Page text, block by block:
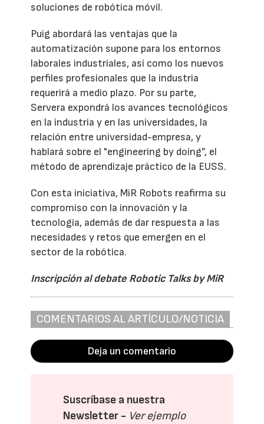
soluciones de robótica móvil.
Puig abordará las ventajas que la
automatización supone para los entornos
laborales industriales, así como los nuevos
perfiles profesionales que la industria
requerirá a medio plazo. Por su parte,
Servera expondrá los avances tecnológicos
en la industria y en las universidades, la
relación entre universidad-empresa, y
hablará sobre el "engineering by doing”, el
método de aprendizaje práctico de la EUSS.
Con esta iniciativa, MiR Robots reafirma su
compromiso con la innovación y la
tecnología, además de dar respuesta a las
necesidades y retos que emergen en el
sector de la robótica.
Inscripción al debate Robotic Talks by MiR
COMENTARIOS AL ARTÍCULO/NOTICIA
Deja un comentario
Suscríbase a nuestra
Newsletter - Ver ejemplo